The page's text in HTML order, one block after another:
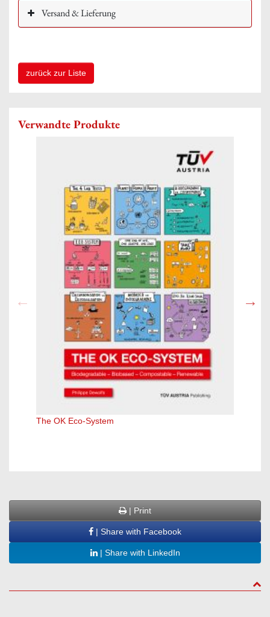
Versand & Lieferung
zurück zur Liste
Verwandte Produkte
The OK Eco-System
| Print
| Share with Facebook
| Share with LinkedIn
to